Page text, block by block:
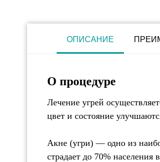
ОПИСАНИЕ
О процедуре
Лечение угрей
цвет и состояние
Акне (угри) — одно из
страдает до 70% населения